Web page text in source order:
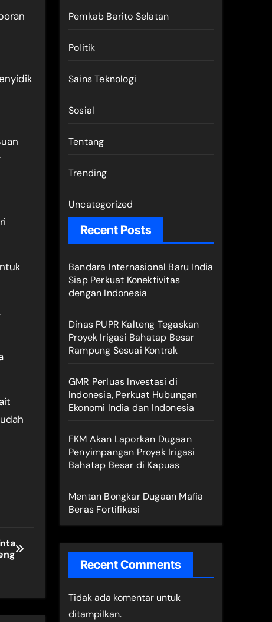
Pemkab Barito Selatan
Politik
Sains Teknologi
Sosial
Tentang
Trending
Uncategorized
Recent Posts
Bandara Internasional Baru India
Siap Perkuat Konektivitas
dengan Indonesia
Dinas PUPR Kalteng Tegaskan
Proyek Irigasi Bahatap Besar
Rampung Sesuai Kontrak
GMR Perluas Investasi di
Indonesia, Perkuat Hubungan
Ekonomi India dan Indonesia
FKM Akan Laporkan Dugaan
Penyimpangan Proyek Irigasi
Bahatap Besar di Kapuas
Mentan Bongkar Dugaan Mafia
Beras Fortifikasi
Recent Comments
Tidak ada komentar untuk
ditampilkan.